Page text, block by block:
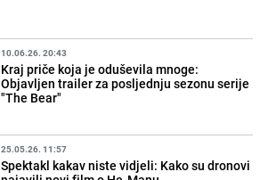
10.06.26. 20:43
Kraj priče koja je oduševila mnoge:
Objavljen trailer za posljednju sezonu serije
"The Bear"
25.05.26. 11:57
Spektakl kakav niste vidjeli: Kako su dronovi